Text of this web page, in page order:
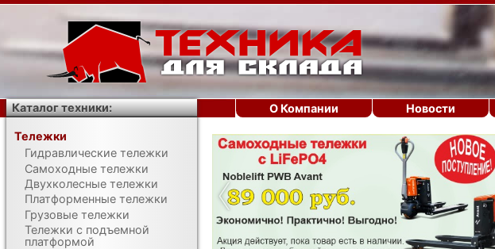
‹
О Компании Новости
Каталог техники:
Тележки
Гидравлические тележки
Самоходные тележки
Двухколесные тележки
Платформенные тележки
Грузовые тележки
Тележки с подъемной
платформой